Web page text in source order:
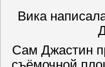
Вика
Сам Джастин